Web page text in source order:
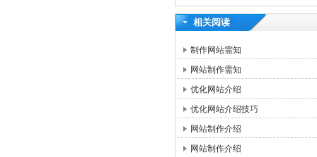
相关阅读
制作网站需知
网站制作需知
优化网站介绍
优化网站介绍技巧
网站制作介绍
网站制作介绍